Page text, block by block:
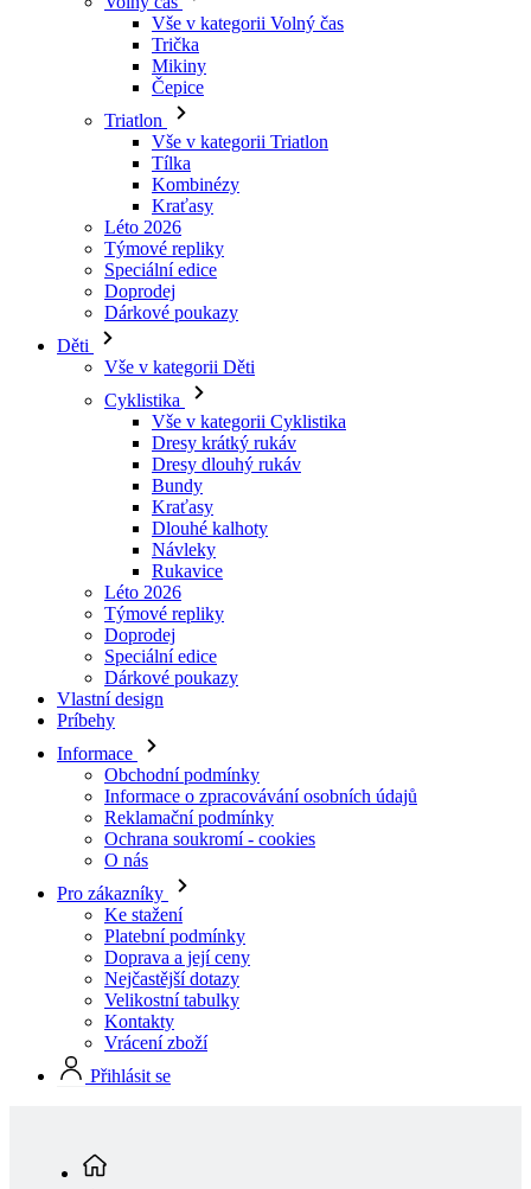
Triatlon
Vše v kategorii Triatlon
Tílka
Kombinézy
Kraťasy
Léto 2026
Týmové repliky
Speciální edice
Doprodej
Dárkové poukazy
Děti
Vše v kategorii Děti
Cyklistika
Vše v kategorii Cyklistika
Dresy dlouhý rukáv
Bundy
Kraťasy
Dlouhé kalhoty
Návleky
Rukavice
Léto 2026
Týmové repliky
Doprodej
Speciální edice
Dárkové poukazy
Vlastní design
Príbehy
Informace
Obchodní podmínky
Informace o zpracovávání osobních údajů
Reklamační podmínky
Ochrana soukromí - cookies
O nás
Pro zákazníky
Ke stažení
Platební podmínky
Doprava a její ceny
Nejčastější dotazy
Velikostní tabulky
Kontakty
Vrácení zboží
Přihlásit se
Muži